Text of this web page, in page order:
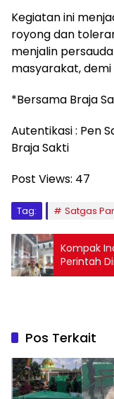
Kegiatan ini
royong dan
menjalin
masyarakat,
*Bersama Braja
Autentikasi : Pen
Braja Sakti
Post Views: 47
Tag: Satgas
Kompak
Perintah
Rokok
Pos Terkait